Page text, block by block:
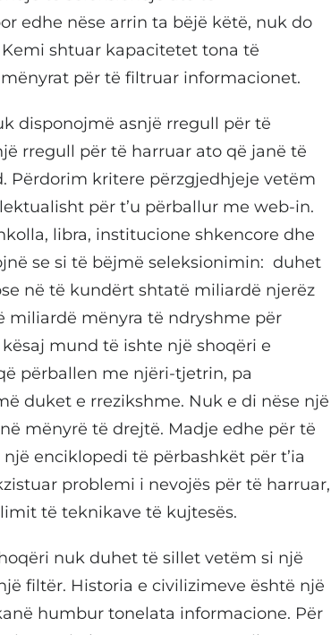
edhe nëse arrin ta bëjë këtë, nuk do
shtuar kapacitetet tona të
për të filtruar informacionet.
disponojmë asnjë rregull për të
rregull për të harruar ato që janë të
Përdorim kritere përzgjedhjeje vetëm
për t’u përballur me web-in.
libra, institucione shkencore dhe
se si të bëjmë seleksionimin: duhet
në të kundërt shtatë miliardë njerëz
mënyra të ndryshme për
mund të ishte një shoqëri e
përballen me njëri-tjetrin, pa
duket e rrezikshme. Nuk e di nëse një
mënyrë të drejtë. Madje edhe për të
enciklopedi të përbashkët për t’ia
problemi i nevojës për të harruar,
të teknikave të kujtesës.
nuk duhet të sillet vetëm si një
filtër. Historia e civilizimeve është një
humbur tonelata informacione. Për